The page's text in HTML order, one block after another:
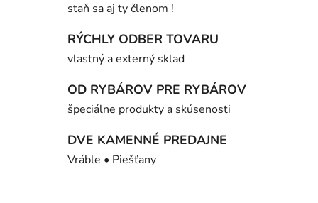
staň sa aj ty členom !
RÝCHLY ODBER TOVARU
vlastný a externý sklad
OD RYBÁROV PRE RYBÁROV
špeciálne produkty a skúsenosti
DVE KAMENNÉ PREDAJNE
Vráble • Piešťany